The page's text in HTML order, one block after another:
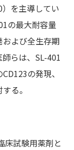
を主導してい
の最大耐容量
よび全生存期
らは、SL-401
の発現、
る。
床試験用薬剤と